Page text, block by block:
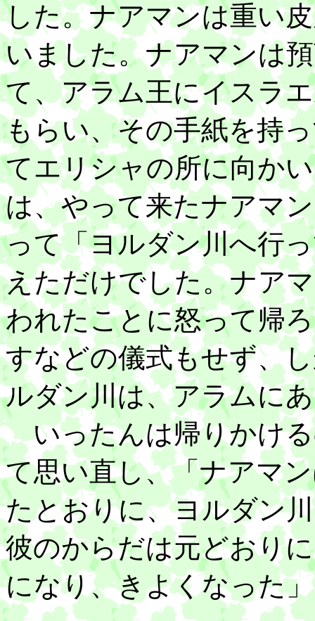
した。ナアマンは重い
いました。ナアマンは
て、アラム王にイスラ
もらい、その手紙を持
てエリシャの所に向か
は、やって来たナアマ
って「ヨルダン川へ行
えただけでした。ナア
われたことに怒って帰
すなどの儀式もせず、
ルダン川は、アラムに
いったんは帰りかける
て思い直し、「ナアマ
たとおりに、ヨルダン
彼のからだは元どおり
になり、きよくなった